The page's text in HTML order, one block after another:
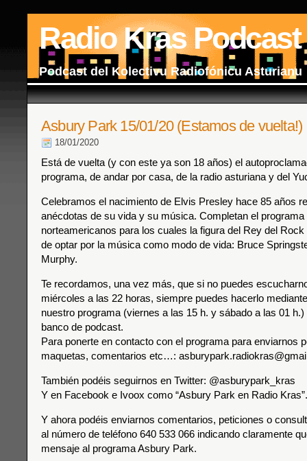
Radio Kras Podcast
Podcast del Kolectivu Radiofónicu Asturianu
Asbury Park 15/01/20 (Estamos de vuelta!)
18/01/2020
Está de vuelta (y con este ya son 18 años) el
programa, de andar por casa, de la radio asturiana y del
Celebramos el nacimiento de Elvis Presley hace 85 años
anécdotas de su vida y su música. Completan el
norteamericanos para los cuales la figura del Rey del
de optar por la música como modo de vida: Bruce
Murphy.
Te recordamos, una vez más, que si no puedes
miércoles a las 22 horas, siempre puedes hacerlo
nuestro programa (viernes a las 15 h. y sábado a las 01
banco de podcast.
Para ponerte en contacto con el programa para enviarnos
maquetas, comentarios etc…:
También podéis seguirnos en Twitter: @asburypark_kras
Y en Facebook e Ivoox como “Asbury Park en Radio Kras”.
Y ahora podéis enviarnos comentarios, peticiones o
al número de teléfono 640 533 066 indicando claramente
mensaje al programa Asbury Park.